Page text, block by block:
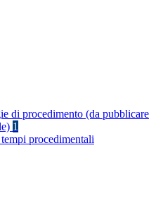
di procedimento (da pubblicare
1
procedimentali